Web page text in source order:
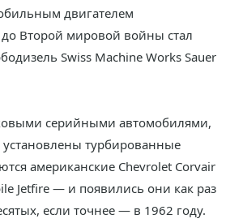
двигателем
Второй мировой войны стал
Swiss Machine Works Sauer
серийными автомобилями,
турбированные
американские Chevrolet Corvair
Jetfire — и появились они как раз
если точнее — в 1962 году.